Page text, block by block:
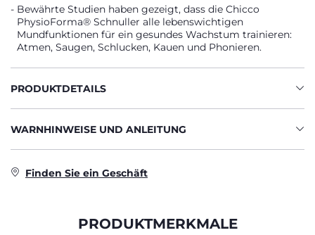
Bewährte Studien haben gezeigt, dass die Chicco
PhysioForma® Schnuller alle lebenswichtigen
Mundfunktionen für ein gesundes Wachstum trainieren:
Atmen, Saugen, Schlucken, Kauen und Phonieren.
PRODUKTDETAILS
WARNHINWEISE UND ANLEITUNG
Finden Sie ein Geschäft
PRODUKTMERKMALE